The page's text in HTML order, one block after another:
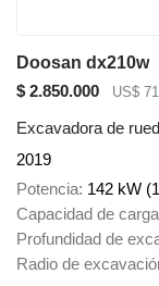
Doosan dx210w
$ 2.850.000
US$
Excavadora de
2019
Potencia 142 kW
Capacidad de carga
Profundidad de
Radio de